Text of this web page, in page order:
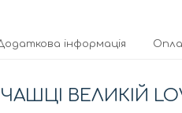
інформація
ВЕЛИКІЙ